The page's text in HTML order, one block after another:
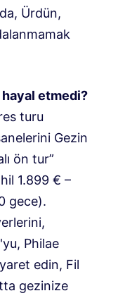
Ürdün,
hayal etmedi?
turu
Gezin
ön tur”
1.899 € –
gece).
Philae
edin, Fil
gezinize